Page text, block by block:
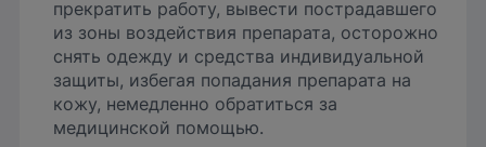
прекратить работу, вывести пострадавшего
из зоны воздействия препарата, осторожно
снять одежду и средства индивидуальной
защиты, избегая попадания препарата на
кожу, немедленно обратиться за
медицинской помощью.